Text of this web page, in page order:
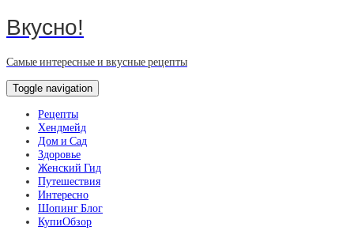
Вкусно!
Самые интересные и вкусные рецепты
Toggle navigation
Рецепты
Хендмейд
Дом и Сад
Здоровье
Женский Гид
Путешествия
Интересно
Шопинг Блог
КупиОбзор